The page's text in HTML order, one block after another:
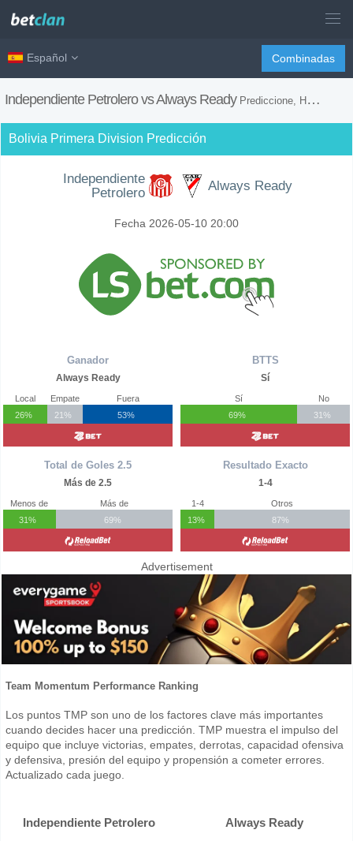
Español Combinadas
Independiente Petrolero vs Always Ready Prediccione, H2H, Consejos de Apuestas y Previsión del Partido
Bolivia Primera Division Predicción
Independiente
Petrolero
Always Ready
Fecha 2026-05-10 20:00
Ganador
Always Ready
Local
26%
Empate
21%
Fuera
53%
Total de Goles 2.5
Más de 2.5
Menos de
31%
Más de
69%
BTTS
Sí
Sí
69%
No
31%
Resultado Exacto
1-4
1-4
13%
Otros
87%
Advertisement
Team Momentum Performance Ranking
Los puntos TMP son uno de los factores clave más importantes
cuando decides hacer una predicción. TMP muestra el impulso del
equipo que incluye victorias, empates, derrotas, capacidad ofensiva
y defensiva, presión del equipo y propensión a cometer errores.
Actualizado cada juego.
Independiente Petrolero Always Ready